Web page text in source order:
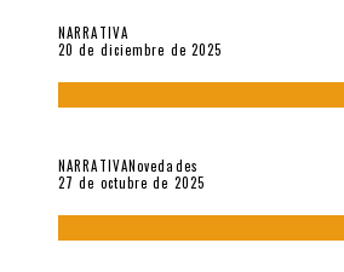
NARRATIVA
20 de diciembre de 2025
NARRATIVANovedades
27 de octubre de 2025